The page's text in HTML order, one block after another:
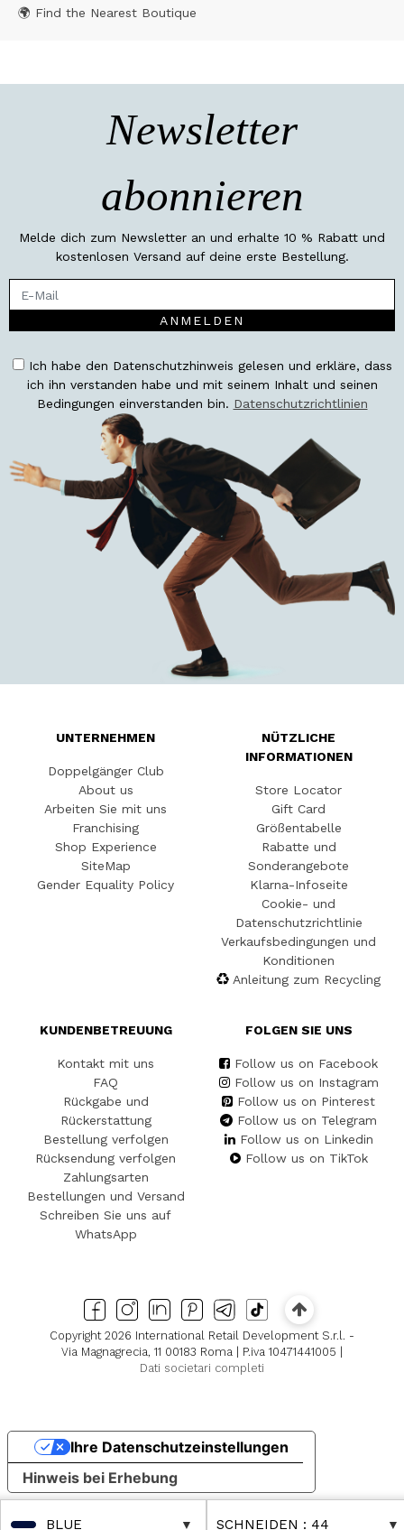
BLUE SCHNEIDEN : 44
🌍 Find the Nearest Boutique
Newsletter
abonnieren
Melde dich zum Newsletter an und erhalte 10 % Rabatt und
kostenlosen Versand auf deine erste Bestellung.
ANMELDEN
Ich habe den Datenschutzhinweis gelesen und erkläre, dass
ich ihn verstanden habe und mit seinem Inhalt und seinen
Bedingungen einverstanden bin. Datenschutzrichtlinien
UNTERNEHMEN
Doppelgänger Club
About us
Arbeiten Sie mit uns
Franchising
Shop Experience
SiteMap
Gender Equality Policy
NÜTZLICHE
INFORMATIONEN
Store Locator
Gift Card
Größentabelle
Rabatte und
Sonderangebote
Klarna-Infoseite
Cookie- und
Datenschutzrichtlinie
Verkaufsbedingungen und
Konditionen
Anleitung zum Recycling
KUNDENBETREUUNG
Kontakt mit uns
FAQ
Rückgabe und
Rückerstattung
Bestellung verfolgen
Rücksendung verfolgen
Zahlungsarten
Bestellungen und Versand
Schreiben Sie uns auf
WhatsApp
FOLGEN SIE UNS
Follow us on Facebook
Follow us on Instagram
Follow us on Pinterest
Follow us on Telegram
Follow us on Linkedin
Follow us on TikTok
Copyright 2026 International Retail Development S.r.l. -
Via Magnagrecia, 11 00183 Roma | P.iva 10471441005 |
Dati societari completi
Hinweis bei Erhebung
Ihre Datenschutzeinstellungen